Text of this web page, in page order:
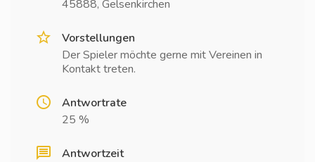
45888, Gelsenkirchen
Vorstellungen
Der Spieler möchte gerne mit Vereinen in
Kontakt treten.
Antwortrate
25 %
Antwortzeit